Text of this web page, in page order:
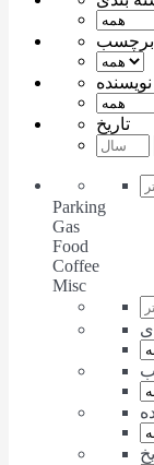
برچسب
نویسنده
تاریخ
Parking
Gas
Food
Coffee
Misc